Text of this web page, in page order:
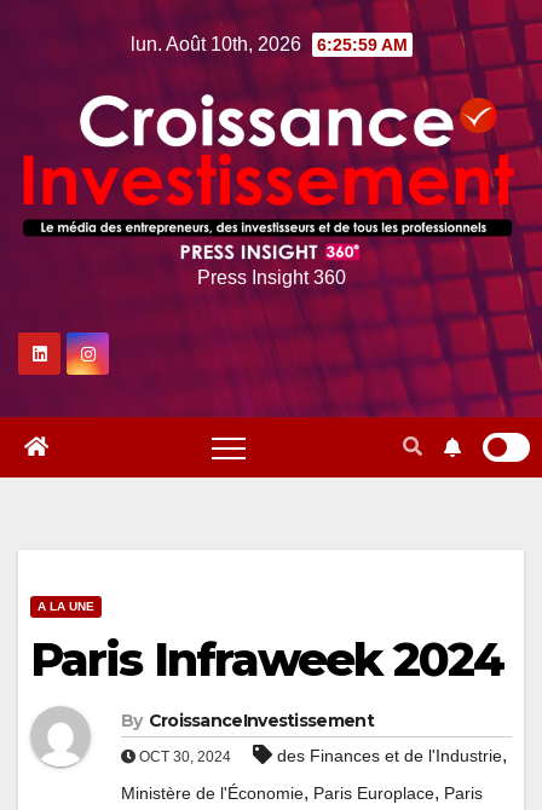
lun. Août 10th, 2026 6:26:00 AM
Press Insight 360
A LA UNE
Paris Infraweek 2024
By CroissanceInvestissement
OCT 30, 2024 des Finances et de l'Industrie,
Ministère de l'Économie, Paris Europlace, Paris